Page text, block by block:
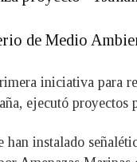
de Medio
iniciativa para
ejecutó proyectos
han instalado